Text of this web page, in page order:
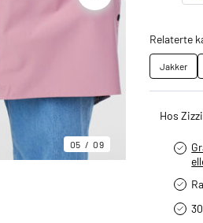
05 09
Relaterte
Jakker
Hos